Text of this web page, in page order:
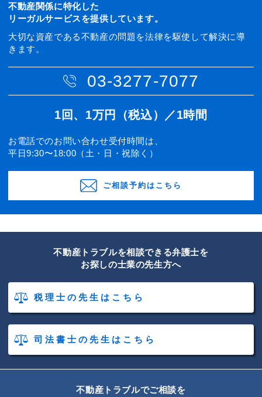
不動産関係に特化した
リーガルサービスを提供しています。
大切な資産である不動産の問題を法律を駆使して解決に導
きます。
03-3277-7077
1回、1万円（税込）／1時間
お電話でのお問い合わせ受付時間は、
平日9:30〜18:00（土・日・祝除く）
ご相談予約はこちら
不動産トラブルを相談できる弁護士を
お探しの士業の先生方へ
税理士の先生はこちら
司法書士の先生はこちら
不動産トラブルでご相談を